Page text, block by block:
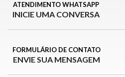
ATENDIMENTO WHATSAPP
INICIE UMA CONVERSA
FORMULÁRIO DE CONTATO
ENVIE SUA MENSAGEM